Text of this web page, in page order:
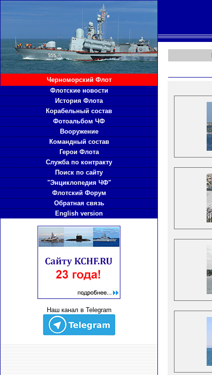
Черноморский Флот
Флотские новости
История Флота
Корабельный состав
Фотоальбом ЧФ
Вооружение
Командный состав
Герои Флота
Служба по контракту
Поиск по сайту
"Энциклопедия ЧФ"
Флотский Форум
Обратная связь
English version
Наш канал в Telegram